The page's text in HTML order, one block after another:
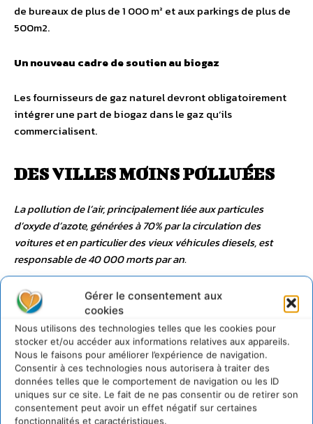
Gérer le consentement aux
cookies
Nous utilisons des technologies telles que les cookies pour
stocker et/ou accéder aux informations relatives aux appareils.
Nous le faisons pour améliorer l’expérience de navigation.
Consentir à ces technologies nous autorisera à traiter des
données telles que le comportement de navigation ou les ID
uniques sur ce site. Le fait de ne pas consentir ou de retirer son
consentement peut avoir un effet négatif sur certaines
fonctionnalités et caractéristiques.
de bureaux de plus de 1 000 m² et aux parkings de plus de
500m2.
Un nouveau cadre de soutien au biogaz
Les fournisseurs de gaz naturel devront obligatoirement
intégrer une part de biogaz dans le gaz qu’ils
commercialisent.
DES VILLES MOINS POLLUÉES
La pollution de l’air, principalement liée aux particules
d’oxyde d’azote, générées à 70% par la circulation des
voitures et en particulier des vieux véhicules diesels, est
responsable de 40 000 morts par an.
Mise en place de zones à faibles émissions mobilité
(ZFE-m) dans les agglomérations métropolitaines de
plus de 150 000 habitants d’ici le 31 décembre 2024
L’ensemble des agglomérations de plus de 150 000
habitants devront mettre en place une ZFE-m, soit 33
nouvelles ZFE-m. Dans les 10 métropoles qui enregistrent
des dépassements réguliers des valeurs limites de qualité